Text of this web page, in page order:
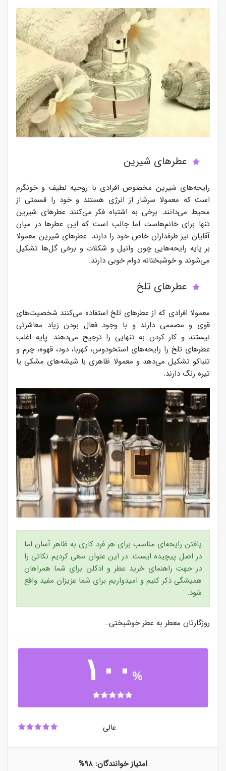
عطرهای شیرین
رایحه‌های شیرین مخصوص افرادی با روحیه لطیف و خونگرم
است که معمولا سرشار از انرژی هستند و خود را قسمتی از
محیط می‌دانند. برخی به اشتباه فکر می‌کنند عطرهای شیرین
تنها برای خانم‌هاست اما جالب است که این عطرها در میان
آقایان نیز طرفداران خاص خود را دارند. عطرهای شیرین معمولا
بر پایه رایحه‌هایی چون وانیل و شکلات و برخی گل‌ها تشکیل
می‌شوند و خوشبختانه دوام خوبی دارند.
عطرهای تلخ
معمولا افرادی که از عطرهای تلخ استفاده می‌کنند شخصیت‌های
قوی و مصممی دارند و با وجود فعال بودن زیاد معاشرتی
نیستند و کار کردن به تنهایی را ترجیح می‌دهند. پایه اغلب
عطرهای تلخ را رایحه‌های استخودوس، کهربا، دود، قهوه، چرم و
تنباکو تشکیل می‌دهد و معمولا ظاهری با شیشه‌های مشکی یا
تیره رنگ دارند.
یافتن رایحه‌ای مناسب برای هر فرد کاری به ظاهر آسان اما
در اصل پیچیده ایست. در این عنوان سعی کردیم نکاتی را
در جهت راهنمای خرید عطر و ادکلن برای شما همراهان
همیشگی ذکر کنیم و امیدواریم برای شما عزیزان مفید واقع
شود.
روزگارتان معطر به عطر خوشبختی…
۱۰۰ %
عالی
امتیاز خوانندگان: ۹۸%